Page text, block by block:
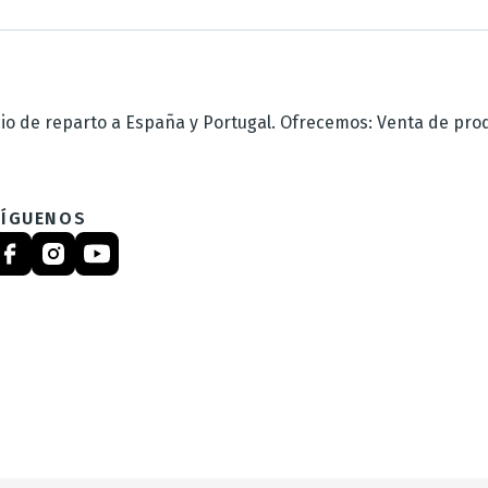
reparto a España y Portugal. Ofrecemos: Venta de